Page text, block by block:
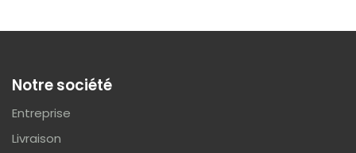
Notre société
Entreprise
Livraison